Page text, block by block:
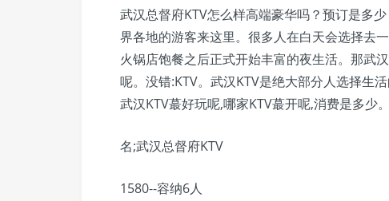
武汉总督府KTV怎么样高端豪华吗？预订是多
界各地的游客来这里。很多人在白天会选择去
火锅店饱餐之后正式开始丰富的夜生活。那武
呢。没错:KTV。武汉KTV是绝大部分人选择生
武汉KTV蕞好玩呢,哪家KTV蕞开呢,消费是多少
名;武汉总督府KTV
1580--容纳6人